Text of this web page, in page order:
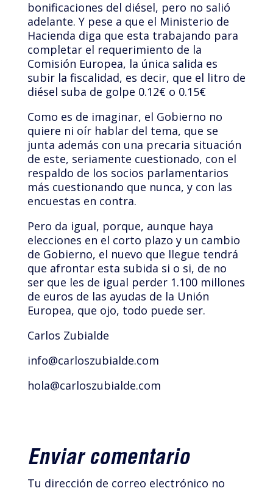
bonificaciones del diésel, pero no salió
adelante. Y pese a que el Ministerio de
Hacienda diga que esta trabajando para
completar el requerimiento de la
Comisión Europea, la única salida es
subir la fiscalidad, es decir, que el litro de
diésel suba de golpe 0.12€ o 0.15€
Como es de imaginar, el Gobierno no
quiere ni oír hablar del tema, que se
junta además con una precaria situación
de este, seriamente cuestionado, con el
respaldo de los socios parlamentarios
más cuestionando que nunca, y con las
encuestas en contra.
Pero da igual, porque, aunque haya
elecciones en el corto plazo y un cambio
de Gobierno, el nuevo que llegue tendrá
que afrontar esta subida si o si, de no
ser que les de igual perder 1.100 millones
de euros de las ayudas de la Unión
Europea, que ojo, todo puede ser.
Carlos Zubialde
info@carloszubialde.com
hola@carloszubialde.com
Enviar comentario
Tu dirección de correo electrónico no